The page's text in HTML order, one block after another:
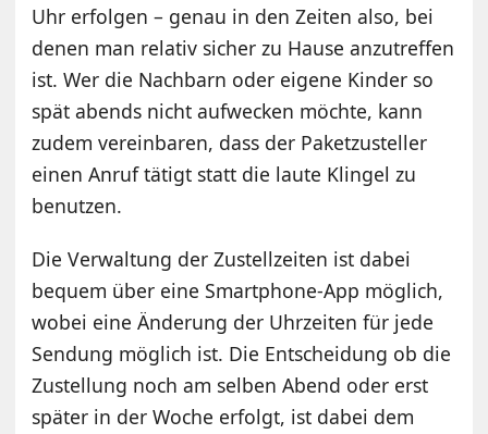
Uhr erfolgen – genau in den Zeiten also, bei
denen man relativ sicher zu Hause anzutreffen
ist. Wer die Nachbarn oder eigene Kinder so
spät abends nicht aufwecken möchte, kann
zudem vereinbaren, dass der Paketzusteller
einen Anruf tätigt statt die laute Klingel zu
benutzen.
Die Verwaltung der Zustellzeiten ist dabei
bequem über eine Smartphone-App möglich,
wobei eine Änderung der Uhrzeiten für jede
Sendung möglich ist. Die Entscheidung ob die
Zustellung noch am selben Abend oder erst
später in der Woche erfolgt, ist dabei dem